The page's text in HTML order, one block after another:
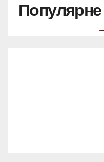
Популярне